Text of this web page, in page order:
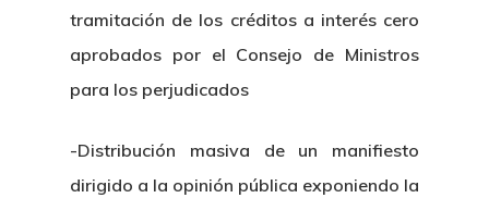
tramitación de los créditos a interés cero
aprobados por el Consejo de Ministros
para los perjudicados
-Distribución masiva de un manifiesto
dirigido a la opinión pública exponiendo la
Inicio